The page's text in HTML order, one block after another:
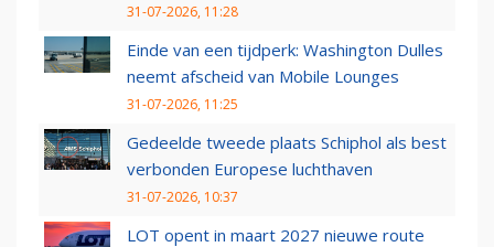
31-07-2026, 11:28
Einde van een tijdperk: Washington Dulles
neemt afscheid van Mobile Lounges
31-07-2026, 11:25
Gedeelde tweede plaats Schiphol als best
verbonden Europese luchthaven
31-07-2026, 10:37
LOT opent in maart 2027 nieuwe route